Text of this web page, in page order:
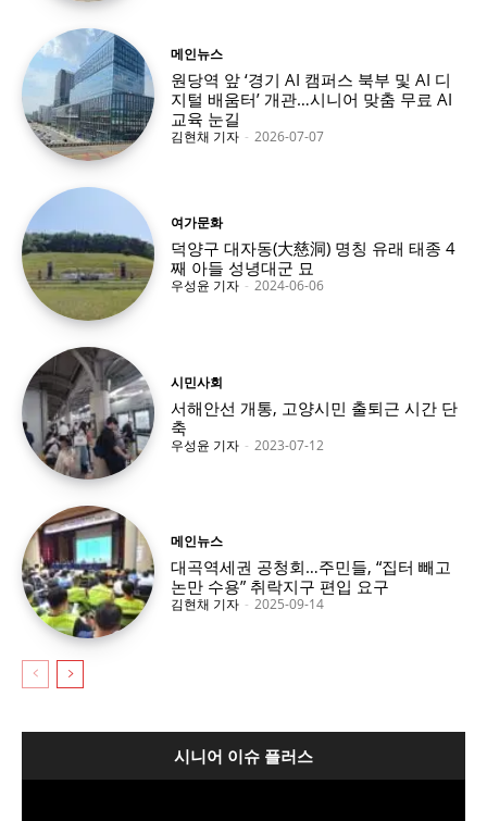
메인뉴스
원당역 앞 ‘경기 AI 캠퍼스 북부 및 AI 디
지털 배움터’ 개관…시니어 맞춤 무료 AI
교육 눈길
김현채 기자 - 2026-07-07
여가문화
덕양구 대자동(大慈洞) 명칭 유래 태종 4
째 아들 성녕대군 묘
우성윤 기자 - 2024-06-06
시민사회
서해안선 개통, 고양시민 출퇴근 시간 단
축
우성윤 기자 - 2023-07-12
메인뉴스
대곡역세권 공청회…주민들, “집터 빼고
논만 수용” 취락지구 편입 요구
김현채 기자 - 2025-09-14
시니어 이슈 플러스